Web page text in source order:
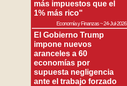
más impuestos que el
1% más rico"
Economía y Finanzas~24-Jul-2026
El Gobierno Trump
impone nuevos
aranceles a 60
economías por
supuesta negligencia
ante el trabajo forzado